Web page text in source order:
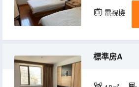
電視機
標準房A